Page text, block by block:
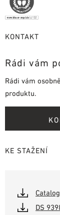
KONTAKT
Rádi vám
Rádi vám
produktu.
KE STAŽENÍ
DS